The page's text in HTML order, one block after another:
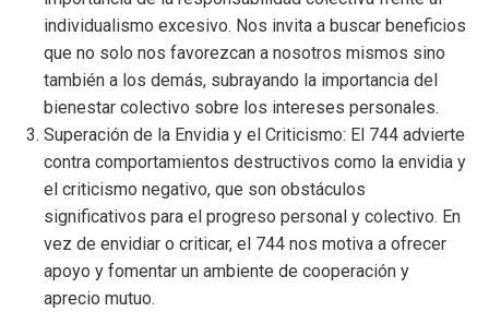
individualismo excesivo. Nos invita a buscar beneficios
que no solo nos favorezcan a nosotros mismos sino
también a los demás, subrayando la importancia del
bienestar colectivo sobre los intereses personales.
Superación de la Envidia y el Criticismo: El 744 advierte
contra comportamientos destructivos como la envidia y
el criticismo negativo, que son obstáculos
significativos para el progreso personal y colectivo. En
vez de envidiar o criticar, el 744 nos motiva a ofrecer
apoyo y fomentar un ambiente de cooperación y
aprecio mutuo.